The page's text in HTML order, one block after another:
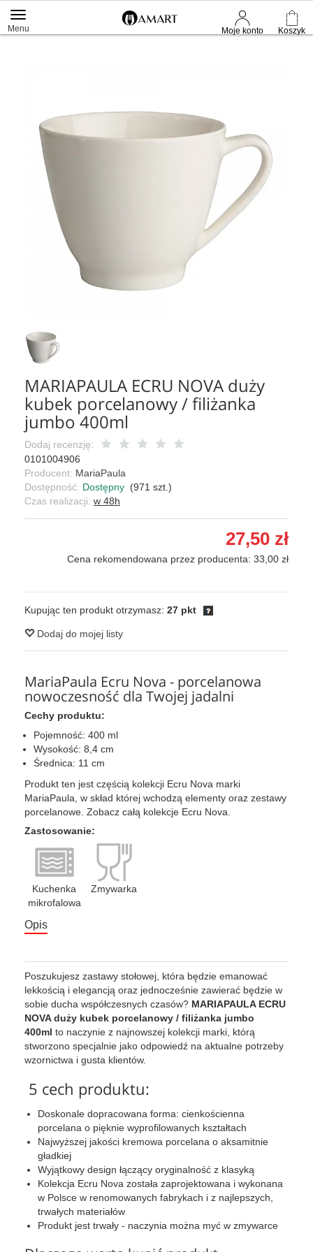
Moje konto Koszyk
Menu
MARIAPAULA ECRU NOVA duży
kubek porcelanowy / filiżanka
jumbo 400ml
Dodaj recenzję:
0101004906
Producent: MariaPaula
Dostępność: Dostępny (971 szt.)
Czas realizacji: w 48h
27,50 zł
Cena rekomendowana przez producenta: 33,00 zł
Kupując ten produkt otrzymasz: 27 pkt
Dodaj do mojej listy
MariaPaula Ecru Nova - porcelanowa
nowoczesność dla Twojej jadalni
Cechy produktu:
Pojemność: 400 ml
Wysokość: 8,4 cm
Średnica: 11 cm
Produkt ten jest częścią kolekcji Ecru Nova marki
MariaPaula, w skład której wchodzą elementy oraz zestawy
porcelanowe. Zobacz całą kolekcje Ecru Nova.
Zastosowanie:
Kuchenka
mikrofalowa
Zmywarka
Opis
Poszukujesz zastawy stołowej, która będzie emanować
lekkością i elegancją oraz jednocześnie zawierać będzie w
sobie ducha współczesnych czasów? MARIAPAULA ECRU
NOVA duży kubek porcelanowy / filiżanka jumbo
400ml to naczynie z najnowszej kolekcji marki, którą
stworzono specjalnie jako odpowiedź na aktualne potrzeby
wzornictwa i gusta klientów.
5 cech produktu:
Doskonale dopracowana forma: cienkościenna
porcelana o pięknie wyprofilowanych kształtach
Najwyższej jakości kremowa porcelana o aksamitnie
gładkiej
Wyjątkowy design łączący oryginalność z klasyką
Kolekcja Ecru Nova została zaprojektowana i wykonana
w Polsce w renomowanych fabrykach i z najlepszych,
trwałych materiałów
Produkt jest trwały - naczynia można myć w zmywarce